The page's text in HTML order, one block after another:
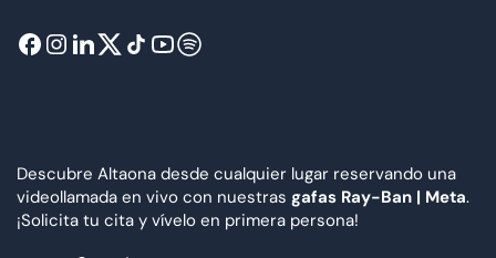
Descubre Altaona desde cualquier lugar reservando una
videollamada en vivo con nuestras gafas Ray-Ban | Meta.
¡Solicita tu cita y vívelo en primera persona!